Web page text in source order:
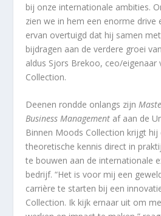
bij onze internationale ambities.
zien we in hem een enorme drive
ervan overtuigd dat hij samen
bijdragen aan de verdere groei
aldus Sjors Brekoo, ceo/eigenaar
Collection.
Deenen rondde onlangs zijn
Business Management af aan de
Binnen Moods Collection krijgt hij
theoretische kennis direct in
te bouwen aan de internationale
bedrijf. “Het is voor mij een
carrière te starten bij een
Collection. Ik kijk ernaar uit om